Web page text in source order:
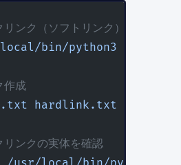
ンク（ソフトリンク）作成
bin/python3
作成
hardlink.txt
ンクの実体を確認